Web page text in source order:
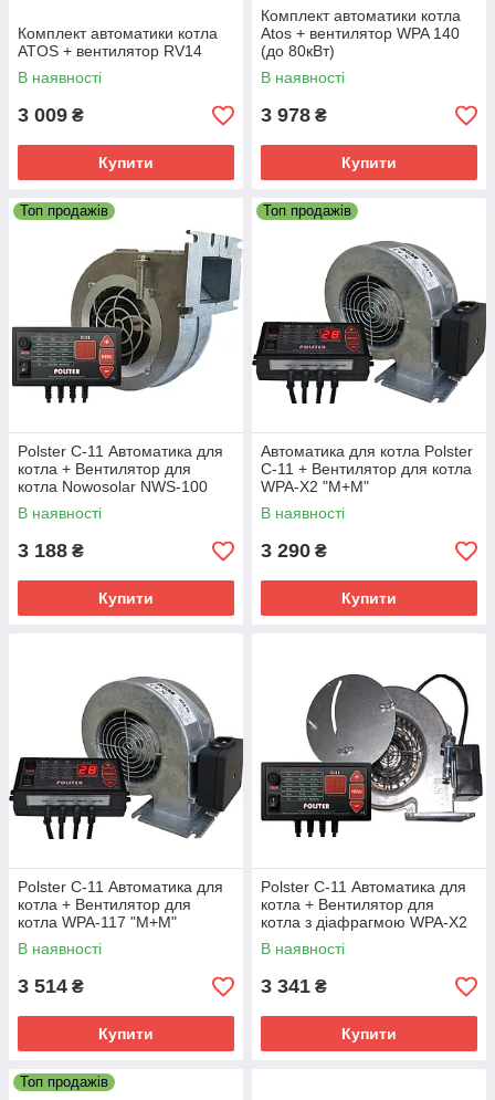
Комплект автоматики котла
ATOS + вентилятор RV14
В наявності
3 009 ₴
Купити
Комплект автоматики котла
Atos + вентилятор WPA 140
(до 80кВт)
В наявності
3 978 ₴
Купити
Топ продажів
Polster C-11 Автоматика для
котла + Вентилятор для
котла Nowosolar NWS-100
В наявності
3 188 ₴
Купити
Топ продажів
Автоматика для котла Polster
C-11 + Вентилятор для котла
WPA-X2 "М+М"
В наявності
3 290 ₴
Купити
Polster C-11 Автоматика для
котла + Вентилятор для
котла WPA-117 "М+М"
В наявності
3 514 ₴
Купити
Polster C-11 Автоматика для
котла + Вентилятор для
котла з діафрагмою WPA-X2
"М+М"
В наявності
3 341 ₴
Купити
Топ продажів